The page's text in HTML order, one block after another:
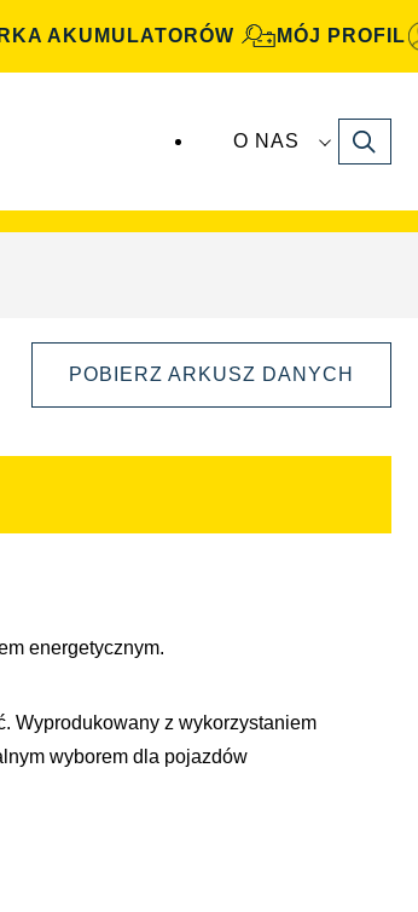
AKUMULATORÓW MÓJ PROFIL
O NAS Search
POBIERZ ARKUSZ DANYCH
energetycznym.
Wyprodukowany z wykorzystaniem
wyborem dla pojazdów